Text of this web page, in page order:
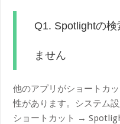
Q1. Spotlightの
ません
他のアプリがショートカ
性があります。システム
ショートカット →